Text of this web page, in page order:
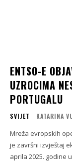
ENTSO-E
UZROCIMA
PORTUGALU
SVIJET KATARINA
Mreža evropskih
je završni izvještaj
aprila 2025. godine